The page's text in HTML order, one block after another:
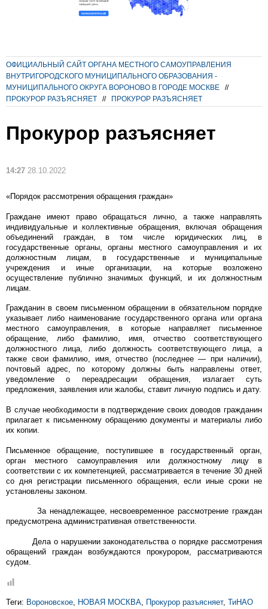
ОФИЦИАЛЬНЫЙ САЙТ ОРГАНА МЕСТНОГО САМОУПРАВЛЕНИЯ
ВНУТРИГОРОДСКОГО МУНИЦИПАЛЬНОГО ОБРАЗОВАНИЯ -
МУНИЦИПАЛЬНОГО ОКРУГА ВОРОНОВО В ГОРОДЕ МОСКВЕ
//
ПРОКУРОР РАЗЪЯСНЯЕТ
// ПРОКУРОР РАЗЪЯСНЯЕТ
Прокурор разъясняет
14:27 28.10.2022
«Порядок рассмотрения обращения граждан»
Граждане имеют право обращаться лично, а также направлять
индивидуальные и коллективные обращения, включая обращения
объединений граждан, в том числе юридических лиц, в
государственные органы, органы местного самоуправления и их
должностным лицам, в государственные и муниципальные
учреждения и иные организации, на которые возложено
осуществление публично значимых функций, и их должностным
лицам.
Гражданин в своем письменном обращении в обязательном порядке
указывает либо наименование государственного органа или органа
местного самоуправления, в которые направляет письменное
обращение, либо фамилию, имя, отчество соответствующего
должностного лица, либо должность соответствующего лица, а
также свои фамилию, имя, отчество (последнее — при наличии),
почтовый адрес, по которому должны быть направлены ответ,
уведомление о переадресации обращения, излагает суть
предложения, заявления или жалобы, ставит личную подпись и дату.
В случае необходимости в подтверждение своих доводов гражданин
прилагает к письменному обращению документы и материалы либо
их копии.
Письменное обращение, поступившее в государственный орган,
орган местного самоуправления или должностному лицу в
соответствии с их компетенцией, рассматривается в течение 30 дней
со дня регистрации письменного обращения, если иные сроки не
установлены законом.
За ненадлежащее, несвоевременное рассмотрение граждан
предусмотрена административная ответственности.
Дела о нарушении законодательства о порядке рассмотрения
обращений граждан возбуждаются прокурором, рассматриваются
судом.
Теги: Вороновское НОВАЯ МОСКВА Прокурор разъясняет, ТиНАО